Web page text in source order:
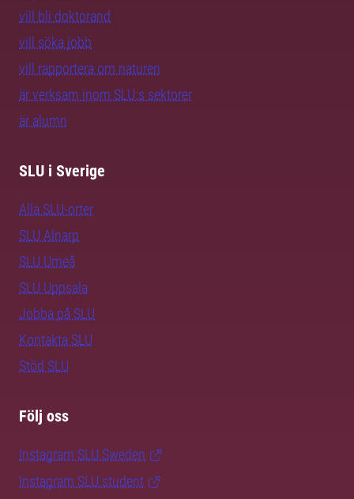
vill bli doktorand
vill söka jobb
vill rapportera om naturen
är verksam inom SLU:s sektorer
är alumn
SLU i Sverige
Alla SLU-orter
SLU Alnarp
SLU Umeå
SLU Uppsala
Jobba på SLU
Kontakta SLU
Stöd SLU
Följ oss
Instagram SLU.Sweden
Instagram SLU.student